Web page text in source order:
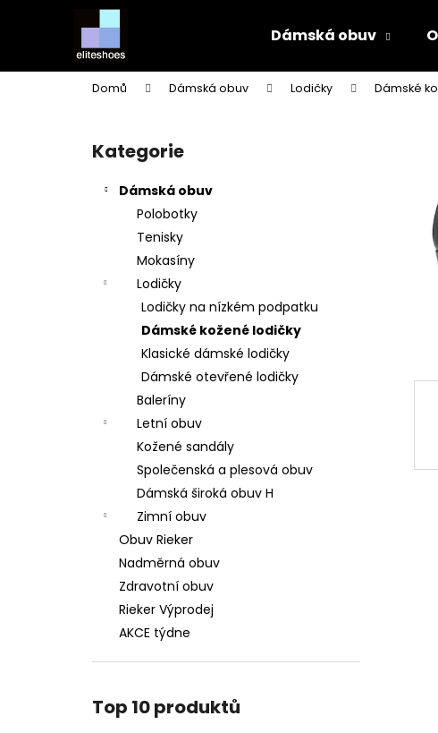
Dámská obuv
Domů Dámská obuv Lodičky Dámské
Přeskočit
kategorie
Kategorie
Dámská obuv
Polobotky
Tenisky
Mokasíny
Lodičky
Lodičky na nízkém podpatku
Dámské kožené lodičky
Klasické dámské lodičky
Dámské otevřené lodičky
Baleríny
Letní obuv
Kožené sandály
Společenská a plesová obuv
Dámská široká obuv H
Zimní obuv
Obuv Rieker
Nadměrná obuv
Zdravotní obuv
Rieker Výprodej
AKCE týdne
Top 10 produktů
í
Zpět
do
obchodu
Zpět
do
obchodu
DÁMSKÉ SANDÁLY NA KLÍNKU ŠÍŘE H 8-
28365-46-304 HNĚDÉ
799 Kč
Původně: 1 699 Kč